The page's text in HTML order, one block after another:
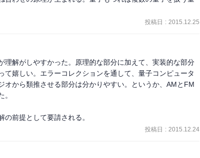
投稿日 : 2015.12.25
解がしやすかった。原理的な部分に加えて、実装的な部分
嬉しい。エラーコレクションを通して、量子コンピュータ
から類推させる部分は分かりやすい。というか、AMとFM
前提として要請される。
投稿日 : 2015.12.24